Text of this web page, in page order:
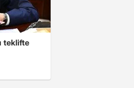
teklifte